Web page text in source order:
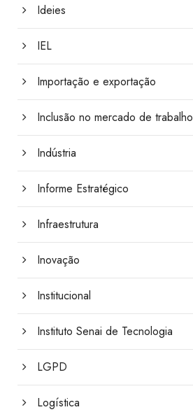
Ideies
IEL
Importação e exportação
Inclusão no mercado de trabalho
Indústria
Informe Estratégico
Infraestrutura
Inovação
Institucional
Instituto Senai de Tecnologia
LGPD
Logística